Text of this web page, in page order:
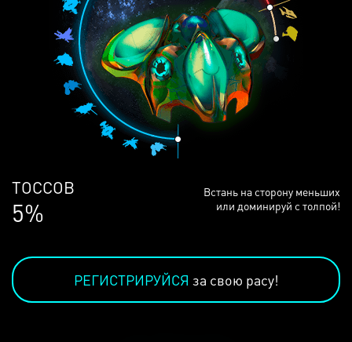
ЛЮДЕЙ
68%
Встань на сторону меньших
или доминируй с толпой!
РЕГИСТРИРУЙСЯ за свою расу!